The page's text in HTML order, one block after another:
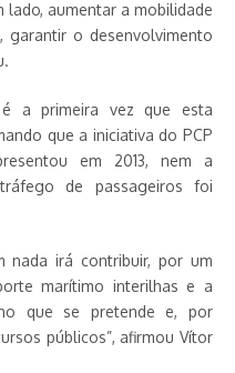
aumentar a mobilidade
o desenvolvimento
a primeira vez que esta
que a iniciativa do PCP
em 2013, nem a
de passageiros foi
nada irá contribuir, por um
marítimo interilhas e a
que se pretende e, por
públicos”, afirmou Vítor